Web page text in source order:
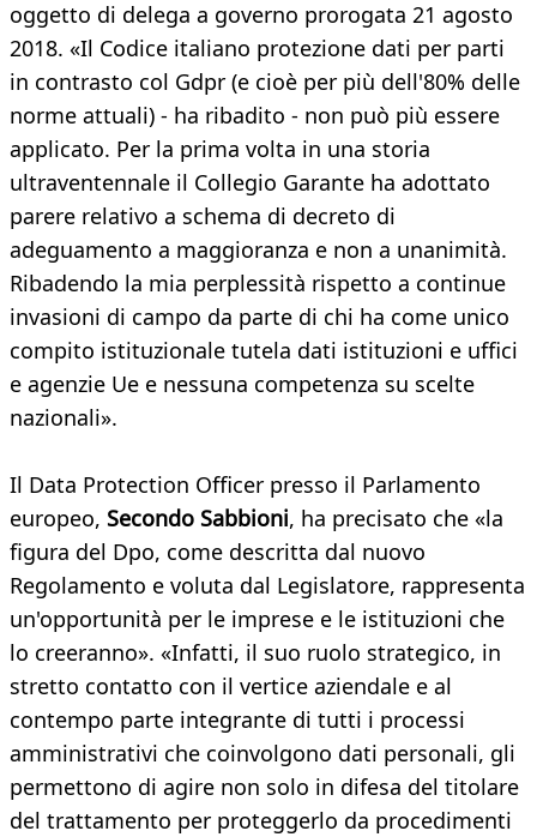
oggetto di delega a governo prorogata 21 agosto
2018. «Il Codice italiano protezione dati per parti
in contrasto col Gdpr (e cioè per più dell'80% delle
norme attuali) - ha ribadito - non può più essere
applicato. Per la prima volta in una storia
ultraventennale il Collegio Garante ha adottato
parere relativo a schema di decreto di
adeguamento a maggioranza e non a unanimità.
Ribadendo la mia perplessità rispetto a continue
invasioni di campo da parte di chi ha come unico
compito istituzionale tutela dati istituzioni e uffici
e agenzie Ue e nessuna competenza su scelte
nazionali».
Il Data Protection Officer presso il Parlamento
europeo, Secondo Sabbioni, ha precisato che «la
figura del Dpo, come descritta dal nuovo
Regolamento e voluta dal Legislatore, rappresenta
un'opportunità per le imprese e le istituzioni che
lo creeranno». «Infatti, il suo ruolo strategico, in
stretto contatto con il vertice aziendale e al
contempo parte integrante di tutti i processi
amministrativi che coinvolgono dati personali, gli
permettono di agire non solo in difesa del titolare
del trattamento per proteggerlo da procedimenti